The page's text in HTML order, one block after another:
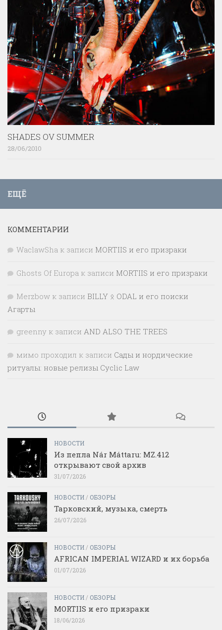
SHADES OV SUMMER
28/06/2010
ЕЩЁ
КОММЕНТАРИИ
WaclawSha к записи MORTIIS и его призраки
Ghosts Of Europa к записи MORTIIS и его призраки
Merzbow к записи BILLY ᛟ ODAL и его поиски
Агарты
greenny к записи AND ALSO THE TREES
мимо проходил к записи Сады и нордические
ритуалы: новые релизы Cyclic Law
НОВОСТИ
Из пепла Nár Máttaru: MZ.412
открывают свой архив
31/07/2026
НОВОСТИ / ОБЗОРЫ
Тарковский, музыка, смерть
26/07/2026
НОВОСТИ / ОБЗОРЫ
AFRICAN IMPERIAL WIZARD и их борьба
01/07/2026
НОВОСТИ / ОБЗОРЫ
MORTIIS и его призраки
18/06/2026